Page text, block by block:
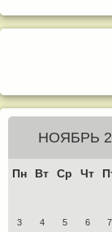
НОЯБРЬ
Пн Вт Ср Чт
3 4 5 6 7